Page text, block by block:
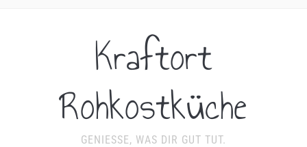
Kraftort
Rohkostküche
GENIESSE, WAS DIR GUT TUT.